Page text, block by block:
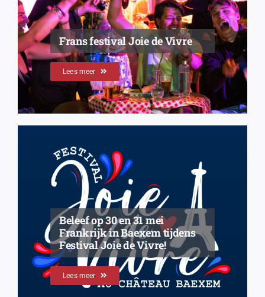
Frans festival Joie de Vivre
Lees meer
Beleef op 30 en 31 mei
Frankrijk in Baexem tijdens
Festival Joie de Vivre!
Lees meer